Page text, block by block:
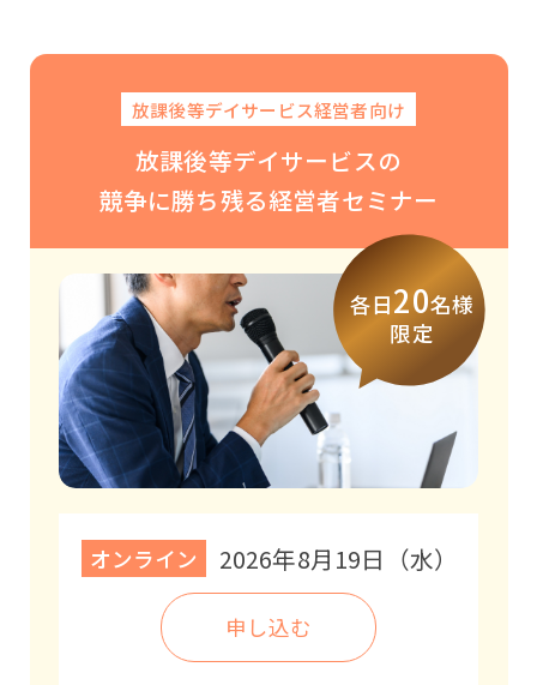
放課後等デイサービス経営者向け
放課後等デイサービスの
競争に勝ち残る経営者セミナー
各日20名様
限定
オンライン 2026年8月19日（水）
申し込む